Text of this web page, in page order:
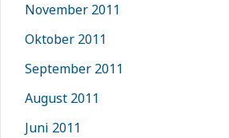
November 2011
Oktober 2011
September 2011
August 2011
Juni 2011